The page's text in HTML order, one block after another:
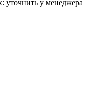
уточнить у менеджера